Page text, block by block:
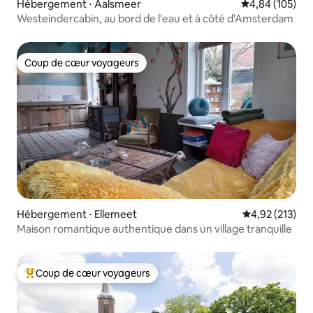
Hébergement ⋅ Aalsmeer Évaluation
4,84 (105)
Westeindercabin, au bord de l'eau et à côté d'Amsterdam
Coup de cœur voyageurs
Coup de cœur voyageurs
Hébergement ⋅ Ellemeet Évaluation
4,92 (213)
Maison romantique authentique dans un village tranquille
Coups de cœur voyageurs les plus appréciés
Coup de cœur voyageurs